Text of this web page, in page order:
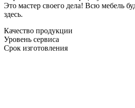
Это мастер своего дела! Всю мебель
здесь.
Качество продукции
Уровень сервиса
Срок изготовления